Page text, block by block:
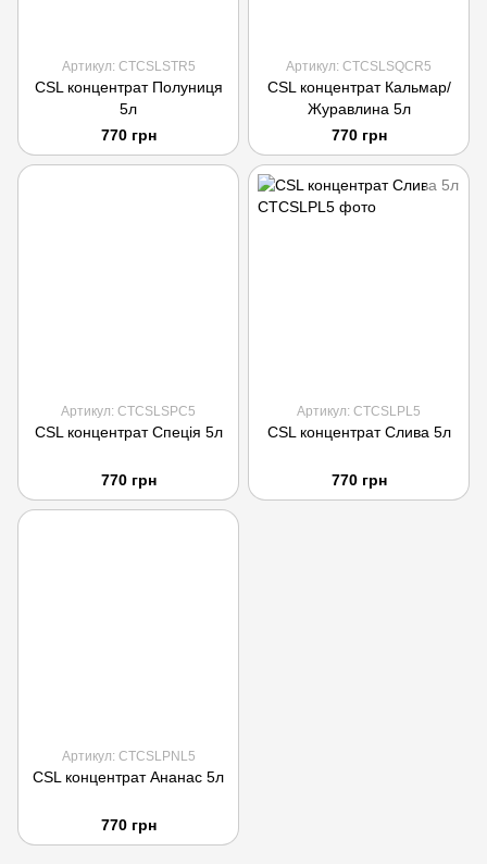
Артикул: CTCSLSTR5
CSL концентрат Полуниця
5л
770 грн
Артикул: CTCSLSQCR5
CSL концентрат Кальмар/
Журавлина 5л
770 грн
Артикул: CTCSLSPC5
CSL концентрат Спеція 5л
770 грн
Артикул: CTCSLPL5
CSL концентрат Слива 5л
770 грн
Артикул: CTCSLPNL5
CSL концентрат Ананас 5л
770 грн